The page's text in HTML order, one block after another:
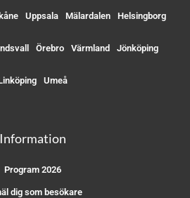
Uppsala Mälardalen Helsingborg
Örebro Värmland Jönköping
Umeå
Information
Program 2026
dig som besökare